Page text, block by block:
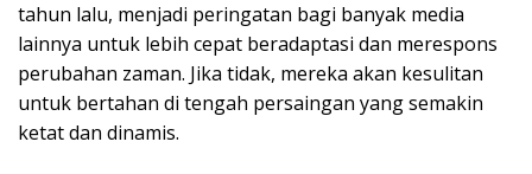
tahun lalu, menjadi peringatan bagi banyak media
lainnya untuk lebih cepat beradaptasi dan merespons
perubahan zaman. Jika tidak, mereka akan kesulitan
untuk bertahan di tengah persaingan yang semakin
ketat dan dinamis.